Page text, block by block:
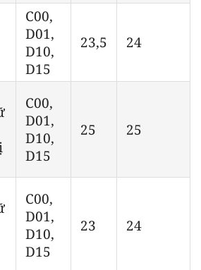
C00,
D01,
D10,
D15
23,5 24
C00,
D01,
D10,
D15
25 25
C00,
D01,
D10,
D15
23 24